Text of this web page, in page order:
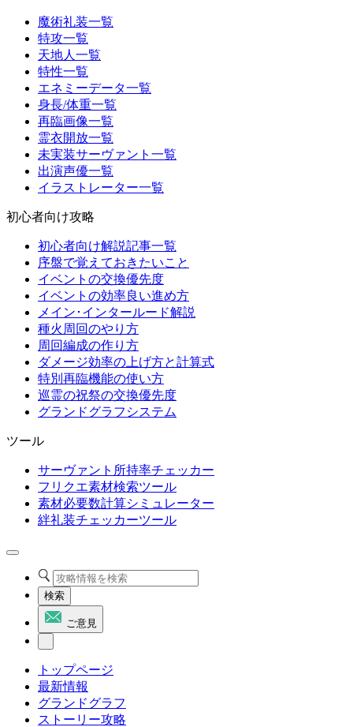
魔術礼装一覧
特攻一覧
天地人一覧
特性一覧
エネミーデータ一覧
身長/体重一覧
再臨画像一覧
霊衣開放一覧
未実装サーヴァント一覧
出演声優一覧
イラストレーター一覧
初心者向け攻略
初心者向け解説記事一覧
序盤で覚えておきたいこと
イベントの交換優先度
イベントの効率良い進め方
メイン･インタールード解説
種火周回のやり方
周回編成の作り方
ダメージ効率の上げ方と計算式
特別再臨機能の使い方
巡霊の祝祭の交換優先度
グランドグラフシステム
ツール
サーヴァント所持率チェッカー
フリクエ素材検索ツール
素材必要数計算シミュレーター
絆礼装チェッカーツール
検索
ご意見
トップページ
最新情報
グランドグラフ
ストーリー攻略